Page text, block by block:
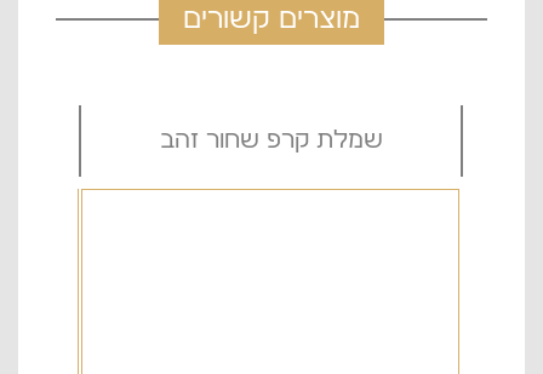
מוצרים קשורים
שמלת קרפ שחור זהב